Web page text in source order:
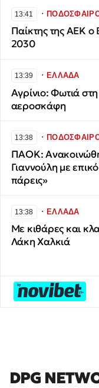
13:41 ∙
Παίκτης της ΑΕΚ ο
2030
13:39 ∙ΕΛΛΑΔΑ
Αγρίνιο: Φωτιά
αεροσκάφη
13:38 ∙
ΠΑΟΚ:
Γιαννούλη με
πάρεις»
13:38 ∙ΕΛΛΑΔΑ
Με κιθάρες και
Λάκη Χαλκιά
DPG